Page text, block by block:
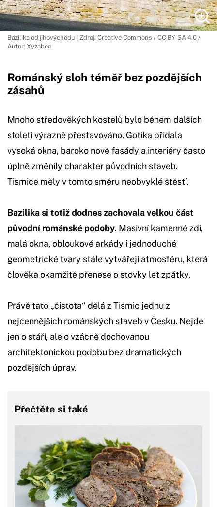
Bazilika od jihovýchodu | Zdroj: Creative Commons / CC BY-SA 4.0 /
Autor: Xyzabec
Románský sloh téměř bez pozdějších
zásahů
Mnoho středověkých kostelů bylo během dalších
století výrazně přestavováno. Gotika přidala
vysoká okna, baroko nové fasády a interiéry často
úplně změnily charakter původních staveb.
Tismice měly v tomto směru neobvyklé štěstí.
Bazilika si totiž dodnes zachovala velkou část
původní románské podoby. Masivní kamenné zdi,
malá okna, obloukové arkády i jednoduché
geometrické tvary stále vytvářejí atmosféru, která
člověka okamžitě přenese o stovky let zpátky.
Právě tato „čistota“ dělá z Tismic jednu z
nejcennějších románských staveb v Česku. Nejde
jen o stáří, ale o vzácně dochovanou
architektonickou podobu bez dramatických
pozdějších úprav.
Přečtěte si také